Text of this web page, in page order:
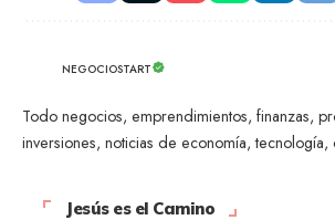
NEGOCIOSTART
Todo negocios, emprendimientos, finanzas,
inversiones, noticias de economía, tecnología,
Jesús es el Camino